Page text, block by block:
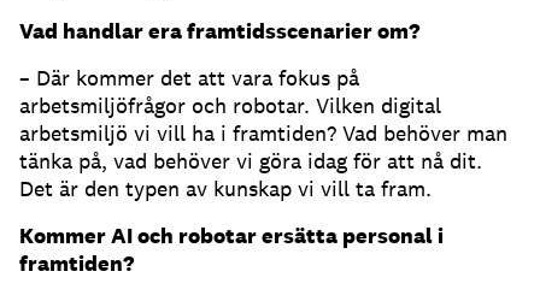
Vad handlar era framtidsscenarier om?
– Där kommer det att vara fokus på
arbetsmiljöfrågor och robotar. Vilken digital
arbetsmiljö vi vill ha i framtiden? Vad behöver man
tänka på, vad behöver vi göra idag för att nå dit.
Det är den typen av kunskap vi vill ta fram.
Kommer AI och robotar ersätta personal i
framtiden?